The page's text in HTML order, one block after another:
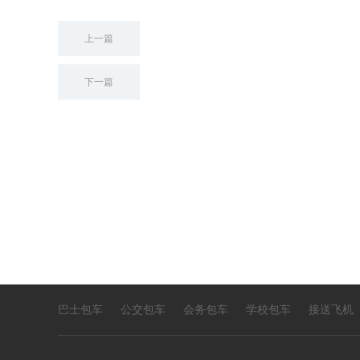
上一篇
下一篇
巴士包车 公交包车 会务包车 学校包车 接送飞机